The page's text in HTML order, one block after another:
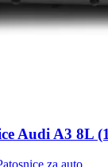
Audi A3 8L